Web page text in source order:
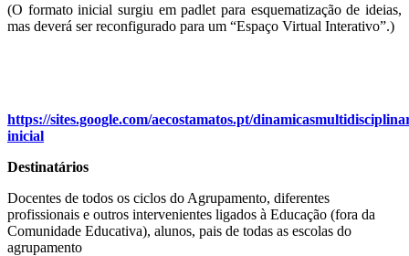
(O formato inicial surgiu em padlet para esquematização de ideias,
mas deverá ser reconfigurado para um “Espaço Virtual Interativo”.)
https://sites.google.com/aecostamatos.pt/
inicial
Destinatários
Docentes de todos os ciclos do Agrupamento, diferentes
profissionais e outros intervenientes ligados à Educação (fora da
Comunidade Educativa), alunos, pais de todas as escolas do
agrupamento